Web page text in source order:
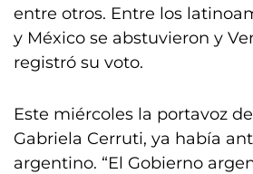
entre otros. Entre los
y México se abstuvieron y
registró su voto.
Este miércoles la portavoz
Gabriela Cerruti, ya había
argentino. “El Gobierno